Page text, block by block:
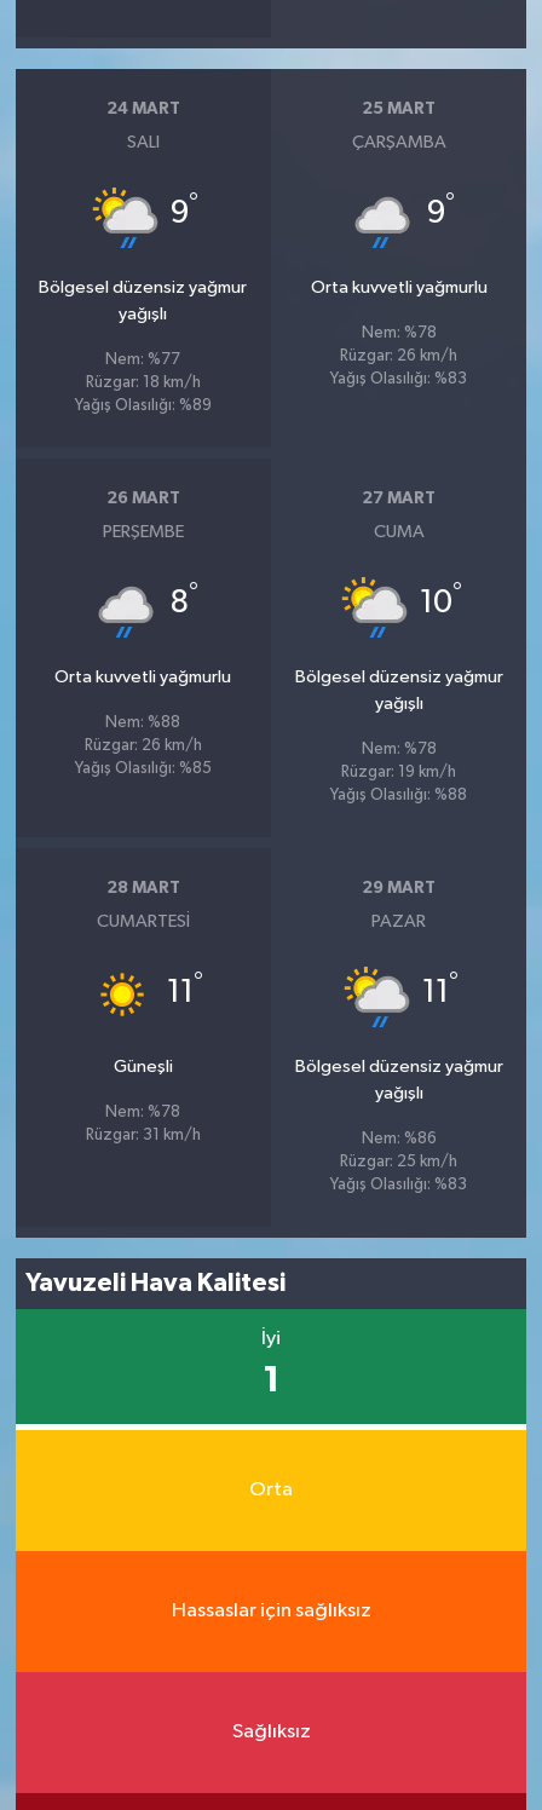
24 MART
SALI
9°
Bölgesel düzensiz yağmur
yağışlı
Nem: %77
Rüzgar: 18 km/h
Yağış Olasılığı: %89
25 MART
ÇARŞAMBA
9°
Orta kuvvetli yağmurlu
Nem: %78
Rüzgar: 26 km/h
Yağış Olasılığı: %83
26 MART
PERŞEMBE
8°
Orta kuvvetli yağmurlu
Nem: %88
Rüzgar: 26 km/h
Yağış Olasılığı: %85
27 MART
CUMA
10°
Bölgesel düzensiz yağmur
yağışlı
Nem: %78
Rüzgar: 19 km/h
Yağış Olasılığı: %88
28 MART
CUMARTESI
11 °
Güneşli
Nem: %78
Rüzgar: 31 km/h
29 MART
PAZAR
11 °
Bölgesel düzensiz yağmur
yağışlı
Nem: %86
Rüzgar: 25 km/h
Yağış Olasılığı: %83
Yavuzeli Hava Kalitesi
İyi
1
Orta
Hassaslar için sağlıksız
Sağlıksız